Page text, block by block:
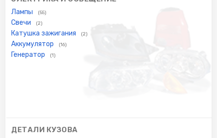
Лампы (55)
Свечи (2)
Катушка зажигания (2)
Аккумулятор (16)
Генератор (1)
ДЕТАЛИ КУЗОВА